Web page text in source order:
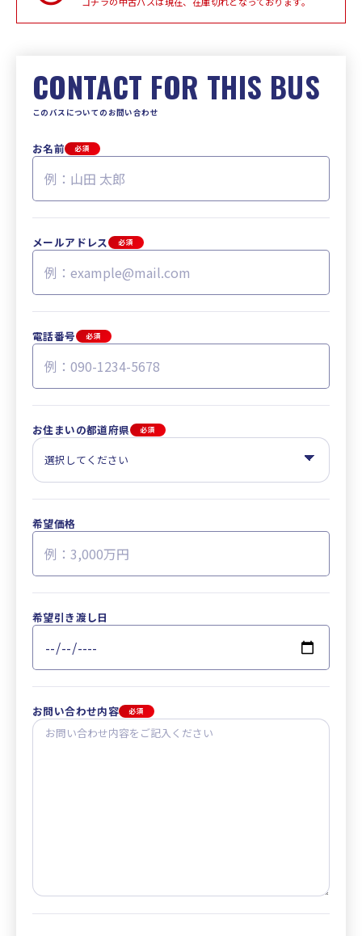
CONTACT FOR THIS BUS
このバスについてのお問い合わせ
お名前 必須
メールアドレス 必須
電話番号 必須
お住まいの都道府県 必須
希望価格
希望引き渡し日
お問い合わせ内容 必須